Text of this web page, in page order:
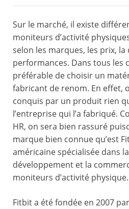
Sur le marché, il existe
moniteurs d’activité
selon les marques, les prix, la
performances. Dans tous les
préférable de choisir un
fabricant de renom. En effet,
conquis par un produit rien
l’entreprise qui l’a fabriqué.
HR, on sera bien rassuré
marque bien connue qu’est
américaine spécialisée dans
développement et la
moniteurs d’activité physique.
Fitbit a été fondée en 2007